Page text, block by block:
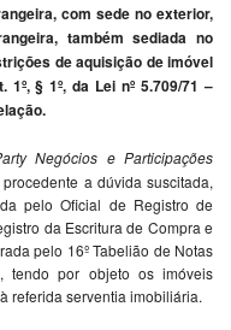
com sede no exterior,
também sediada no
de aquisição de imóvel
§ 1º, da Lei nº 5.709/71 –
Negócios e Participações
a dúvida suscitada,
pelo Oficial de Registro de
da Escritura de Compra e
pelo 16º Tabelião de Notas
tendo por objeto os imóveis
referida serventia imobiliária.